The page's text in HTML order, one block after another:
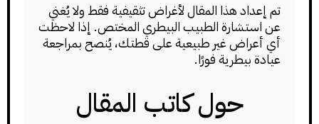
تم إعداد هذا المقال لأغراض تثقيفية فقط ولا يُغني
عن استشارة الطبيب البيطري المختص. إذا لاحظت
أي أعراض غير طبيعية على قطتك، يُنصح بمراجعة
عيادة بيطرية فورًا.
حول كاتب المقال